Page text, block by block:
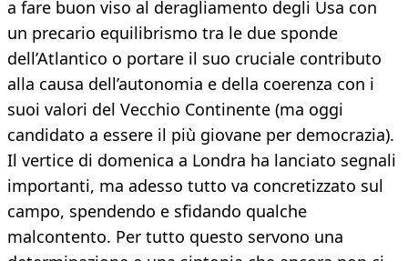
a fare buon viso al deragliamento degli Usa con
un precario equilibrismo tra le due sponde
dell’Atlantico o portare il suo cruciale contributo
alla causa dell’autonomia e della coerenza con i
suoi valori del Vecchio Continente (ma oggi
candidato a essere il più giovane per democrazia).
Il vertice di domenica a Londra ha lanciato segnali
importanti, ma adesso tutto va concretizzato sul
campo, spendendo e sfidando qualche
malcontento. Per tutto questo servono una